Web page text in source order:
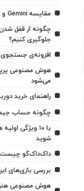
مقایسه Gemini و ChatGPT: کدام یک بهتر است؟
جلوگیری کنیم؟
افزونه‌ی جستجوی ChatGPT برای گوگل کروم معرفی شد
هوش مصنوعی
می‌شود
راهنمای خرید
چگونه حساب
شوید
داک‌داک‌گو
بررسی بازی‌های
هوش مصنوعی